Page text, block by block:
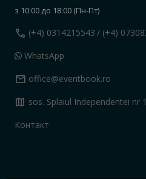
з 10:00 до 18:00 (Пн-Пт)
call (+4) 0314215543 / (+4)
WhatsApp
mail office@eventbook.ro
map sos. Splaiul Independentei nr
Контакт